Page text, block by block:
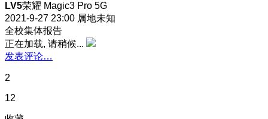
LV5荣耀 Magic3 Pro 5G
2021-9-27 23:00 属地未知
全校集体报告
正在加载, 请稍候...
发表评论…
2
12